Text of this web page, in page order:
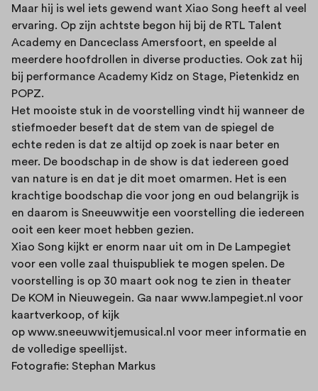
Maar hij is wel iets gewend want Xiao Song heeft al veel
ervaring. Op zijn achtste begon hij bij de RTL Talent
Academy en Danceclass Amersfoort, en speelde al
meerdere hoofdrollen in diverse producties. Ook zat hij
bij performance Academy Kidz on Stage, Pietenkidz en
POPZ.
Het mooiste stuk in de voorstelling vindt hij wanneer de
stiefmoeder beseft dat de stem van de spiegel de
echte reden is dat ze altijd op zoek is naar beter en
meer. De boodschap in de show is dat iedereen goed
van nature is en dat je dit moet omarmen. Het is een
krachtige boodschap die voor jong en oud belangrijk is
en daarom is Sneeuwwitje een voorstelling die iedereen
ooit een keer moet hebben gezien.
Xiao Song kijkt er enorm naar uit om in De Lampegiet
voor een volle zaal thuispubliek te mogen spelen. De
voorstelling is op 30 maart ook nog te zien in theater
De KOM in Nieuwegein. Ga naar www.lampegiet.nl voor
kaartverkoop, of kijk
op www.sneeuwwitjemusical.nl voor meer informatie en
de volledige speellijst.
Fotografie: Stephan Markus